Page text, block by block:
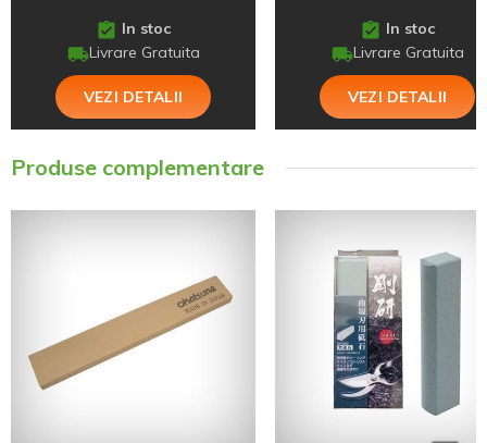
In stoc
Livrare Gratuita
VEZI DETALII
In stoc
Livrare Gratuita
VEZI DETALII
Produse complementare